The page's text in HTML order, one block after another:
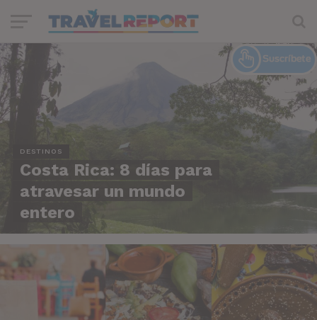
DESTINOS
Costa Rica: 8 días para
atravesar un mundo
entero